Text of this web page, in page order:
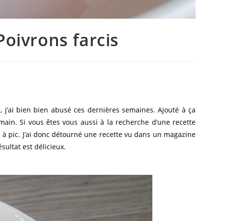
farcis
bien bien abusé ces dernières semaines. Ajouté à ça
Si vous êtes vous aussi à la recherche d’une recette
pic. J’ai donc détourné une recette vu dans un magazine
est délicieux.